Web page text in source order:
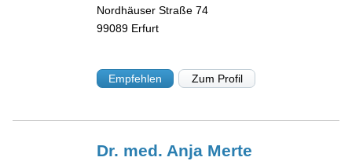
Nordhäuser Straße 74
99089 Erfurt
Empfehlen Zum Profil
Dr. med. Anja Merte